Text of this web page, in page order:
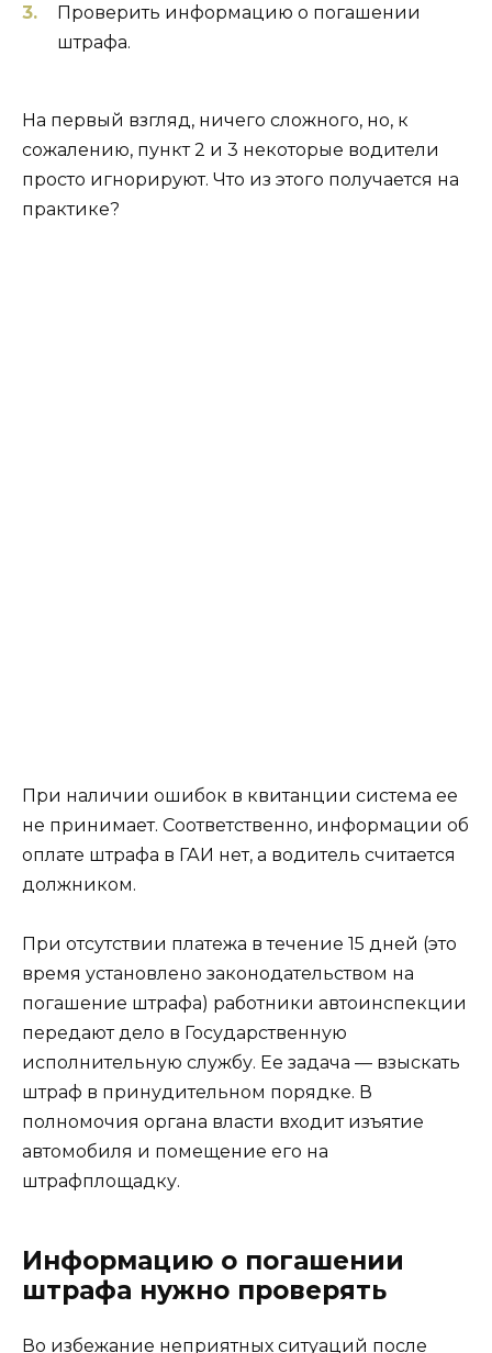
Проверить информацию о погашении
штрафа.
На первый взгляд, ничего сложного, но, к
сожалению, пункт 2 и 3 некоторые водители
просто игнорируют. Что из этого получается на
практике?
При наличии ошибок в квитанции система ее
не принимает. Соответственно, информации об
оплате штрафа в ГАИ нет, а водитель считается
должником.
При отсутствии платежа в течение 15 дней (это
время установлено законодательством на
погашение штрафа) работники автоинспекции
передают дело в Государственную
исполнительную службу. Ее задача — взыскать
штраф в принудительном порядке. В
полномочия органа власти входит изъятие
автомобиля и помещение его на
штрафплощадку.
Информацию о погашении
штрафа нужно проверять
Во избежание неприятных ситуаций после